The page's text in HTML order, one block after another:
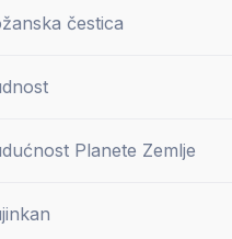
čestica
Planete Zemlje